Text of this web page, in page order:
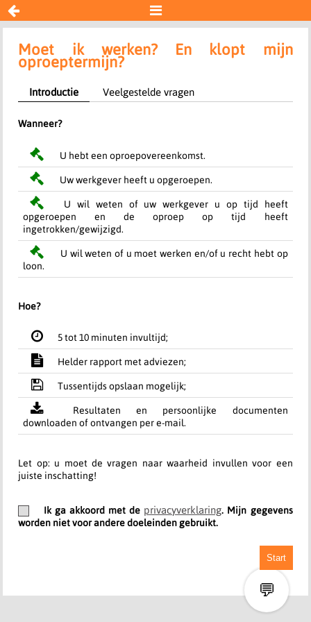
 
Oproeptermijn
Moet ik werken? En klopt mijn
oproeptermijn?
Introductie Veelgestelde vragen
Wanneer?
U hebt een oproepovereenkomst.
Uw werkgever heeft u opgeroepen.
U wil weten of uw werkgever u op tijd heeft
opgeroepen en de oproep op tijd heeft
ingetrokken/gewijzigd.
U wil weten of u moet werken en/of u recht hebt op
loon.
Hoe?
5 tot 10 minuten invultijd;
Helder rapport met adviezen;
Tussentijds opslaan mogelijk;
Resultaten en persoonlijke documenten
downloaden of ontvangen per e-mail.
Let op: u moet de vragen naar waarheid invullen voor een
juiste inschatting!
Ik ga akkoord met de privacyverklaring. Mijn gegevens
worden niet voor andere doeleinden gebruikt.
Start
💬